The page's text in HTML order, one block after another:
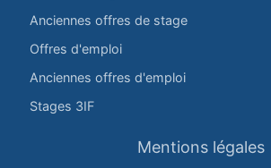
Anciennes offres de stage
Offres d'emploi
Anciennes offres d'emploi
Stages 3IF
Mentions légales